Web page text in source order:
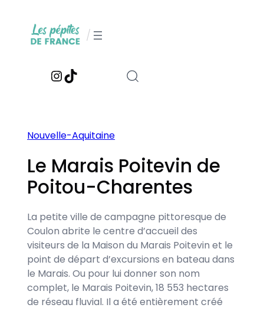
contenu
/
Instagram
TikTok
Nouvelle-Aquitaine
Le Marais Poitevin de
Poitou-Charentes
La petite ville de campagne pittoresque de
Coulon abrite le centre d’accueil des
visiteurs de la Maison du Marais Poitevin et le
point de départ d’excursions en bateau dans
le Marais. Ou pour lui donner son nom
complet, le Marais Poitevin, 18 553 hectares
de réseau fluvial. Il a été entièrement créé